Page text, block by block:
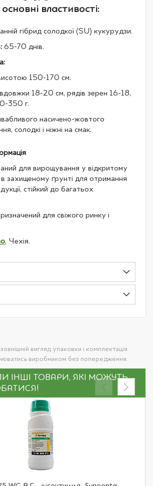
властивості:
гібрид солодкої (SU) кукурудзи.
65-70 днів.
150-170 см.
18-20 см, рядів зерен 16-18,
350 г.
насичено-жовтого
солодкі і ніжні на смак.
для вирощування у відкритому
в захищеному ґрунті для отримання
стійкий до багатьох
для свіжого ринку і
, Чехія.
вигляд упаковки і комплектація
виробником без попередження.
ІНШІ ТОВАРИ, ЯКІ МОЖУТЬ